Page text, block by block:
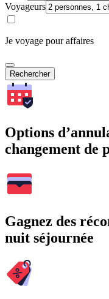
Voyageurs
Je voyage pour affaires
Rechercher
Options
changement de
Gagnez des
nuit séjournée